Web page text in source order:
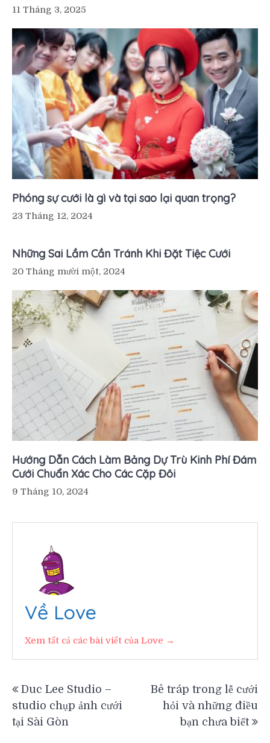
11 Tháng 3, 2025
Phóng sự cưới là gì và tại sao lại quan trọng?
23 Tháng 12, 2024
Những Sai Lầm Cần Tránh Khi Đặt Tiệc Cưới
20 Tháng mười một, 2024
Hướng Dẫn Cách Làm Bảng Dự Trù Kinh Phí Đám
Cưới Chuẩn Xác Cho Các Cặp Đôi
9 Tháng 10, 2024
Về Love
Xem tất cả các bài viết của Love →
Điều
hướng
Duc Lee Studio –
studio chụp ảnh cưới
tại Sài Gòn
Bê tráp trong lễ cưới
hỏi và những điều
bạn chưa biết